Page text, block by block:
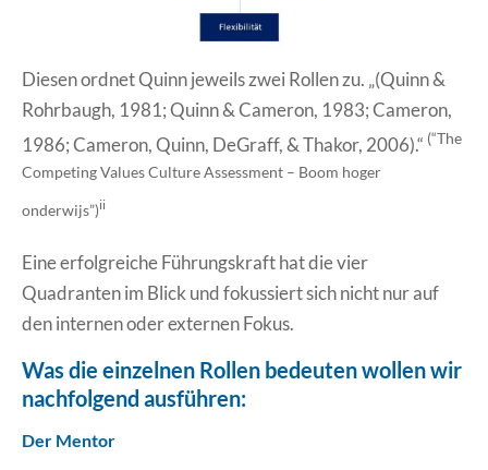
Diesen ordnet Quinn jeweils zwei Rollen zu. „(Quinn &
Rohrbaugh, 1981; Quinn & Cameron, 1983; Cameron,
1986; Cameron, Quinn, DeGraff, & Thakor, 2006).“ (“The
Competing Values Culture Assessment – Boom hoger
onderwijs”)ii
Eine erfolgreiche Führungskraft hat die vier
Quadranten im Blick und fokussiert sich nicht nur auf
den internen oder externen Fokus.
Was die einzelnen Rollen bedeuten wollen wir
nachfolgend ausführen:
Der Mentor